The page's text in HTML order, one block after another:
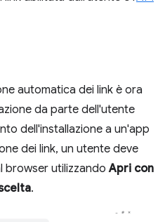
automatica dei link è ora
da parte dell'utente
dell'installazione a un'app
dei link, un utente deve
browser utilizzandoApri con
.